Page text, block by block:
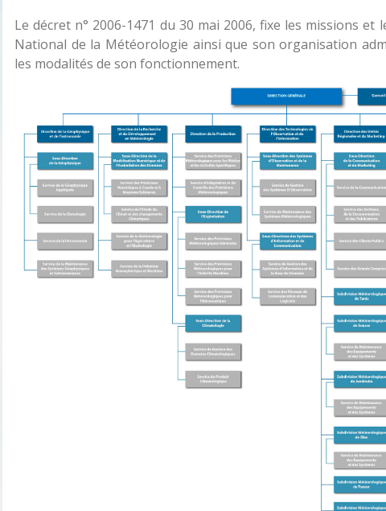
Le décret n° 2006-1471 du 30 mai 2006, fixe les missions
National de la Météorologie ainsi que son organisation
les modalités de son fonctionnement.